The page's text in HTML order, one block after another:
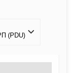
(PDU)